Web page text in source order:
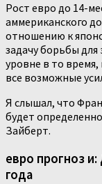
Рост евро до 14-
аммериканского
отношению к
задачу борьбы
уровне в то
все возможные
Я слышал, что
будет
Зайберт.
евро прогноз
года